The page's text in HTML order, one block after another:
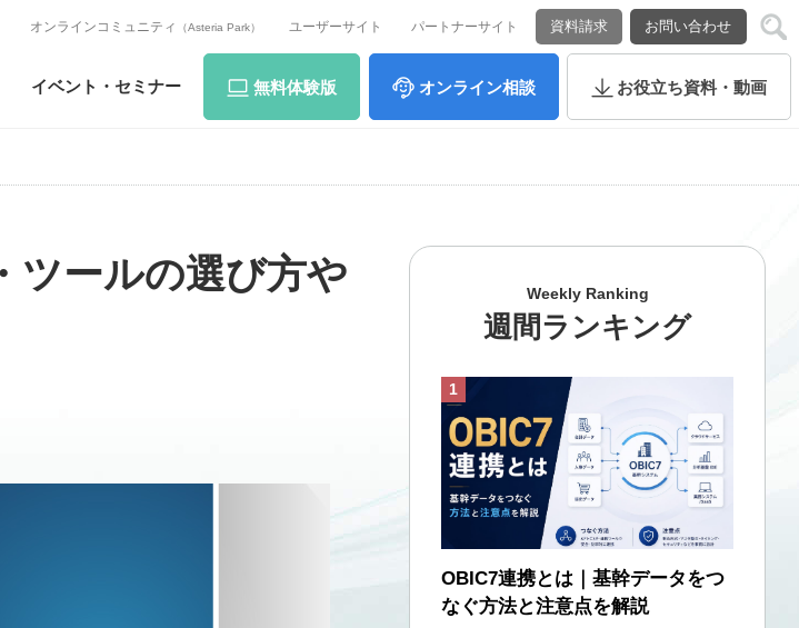
オンラインコミュニティ （Asteria Park） ユーザーサイト パートナーサイト 資料請求 お問い合わせ
イベント・ セミナー 無料体験版 オンライン相談 お役立ち資料・動画
ツールの選び方や
Weekly Ranking
週間ランキング
OBIC7連携とは｜基幹データをつ
なぐ方法と注意点を解説